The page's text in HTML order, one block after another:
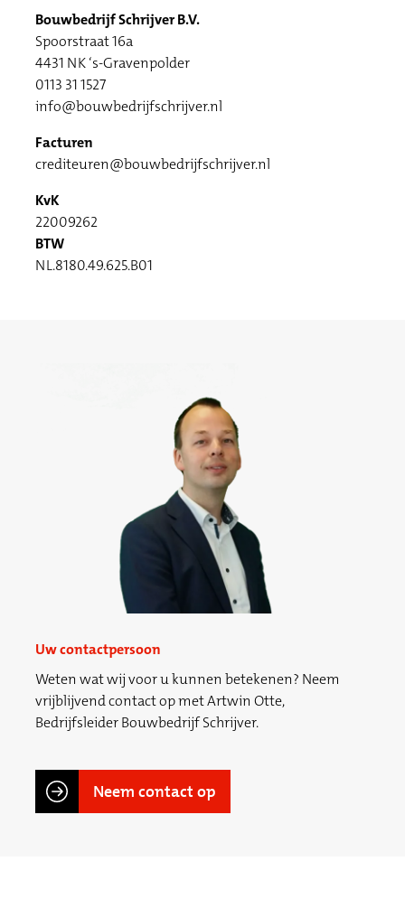
Bouwbedrijf Schrijver B.V.
Spoorstraat 16a
4431 NK ‘s-Gravenpolder
0113 31 1527
info@bouwbedrijfschrijver.nl
Facturen
crediteuren@bouwbedrijfschrijver.nl
KvK
22009262
BTW
NL.8180.49.625.B01
Uw contactpersoon
Weten wat wij voor u kunnen betekenen? Neem
vrijblijvend contact op met Artwin Otte,
Bedrijfsleider Bouwbedrijf Schrijver.
Neem contact op